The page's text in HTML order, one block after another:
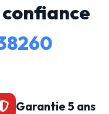
Garantie 5 ans